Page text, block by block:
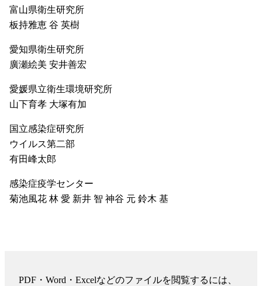
富山県衛生研究所
板持雅恵 谷 英樹
愛知県衛生研究所
廣瀬絵美 安井善宏
愛媛県立衛生環境研究所
山下育孝 大塚有加
国立感染症研究所
ウイルス第二部
有田峰太郎
感染症疫学センター
菊池風花 林 愛 新井 智 神谷 元 鈴木 基
PDF・Word・Excelなどのファイルを閲覧するには、